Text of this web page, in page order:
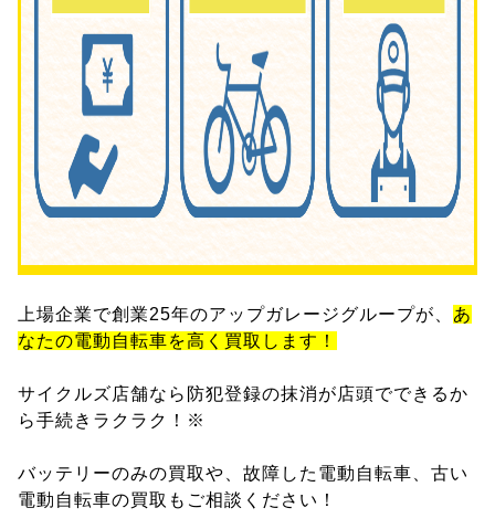
上場企業で創業25年のアップガレージグループが、 あ
なたの電動自転車を高く買取します！
サイクルズ店舗なら防犯登録の抹消が店頭でできるか
ら手続きラクラク！※
バッテリーのみの買取や、故障した電動自転車、古い
電動自転車の買取もご相談ください！